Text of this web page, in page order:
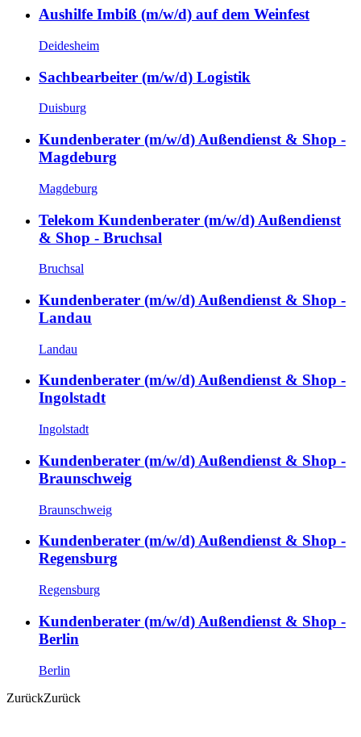
Aushilfe Imbiß (m/w/d) auf dem Weinfest
Deidesheim
Sachbearbeiter (m/w/d) Logistik
Duisburg
Kundenberater (m/w/d) Außendienst & Shop -
Magdeburg
Magdeburg
Telekom Kundenberater (m/w/d) Außendienst
& Shop - Bruchsal
Bruchsal
Kundenberater (m/w/d) Außendienst & Shop -
Landau
Landau
Kundenberater (m/w/d) Außendienst & Shop -
Ingolstadt
Ingolstadt
Kundenberater (m/w/d) Außendienst & Shop -
Braunschweig
Braunschweig
Kundenberater (m/w/d) Außendienst & Shop -
Regensburg
Regensburg
Kundenberater (m/w/d) Außendienst & Shop -
Berlin
Berlin
ZurückZurück